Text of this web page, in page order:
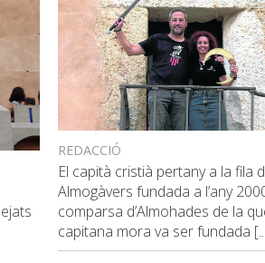
REDACCIÓ
El capità cristià pertany a la fila
Almogàvers fundada a l’any
comparsa d’Almohades de la
capitana mora va ser fundada